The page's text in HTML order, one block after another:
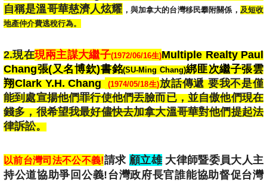
自稱是溫哥華慈濟人炫耀 ，與加拿大的台灣移民攀附關係， 及短收
地產仲介費逃稅行為。
2.現在現兩主謀大繼子(1972/06/16生)Multiple Realty Paul
Chang張(又名博欽)書銘(SU-Ming Chang)綁匪次繼子張雲
翔Clark Y.H. Chang (1974/05/18生)放話傳遞 要我不是僅
能到處宣揚他們罪行使他們丟臉而已，並自傲他們現在
錢多，很希望我最好儘快去加拿大溫哥華對他們提起法
律訴訟。
以前台灣司法不公不義!請求 顧立雄大律師暨委員大人主
持公道協助爭回公義!台灣政府長官誰能協助督促台灣